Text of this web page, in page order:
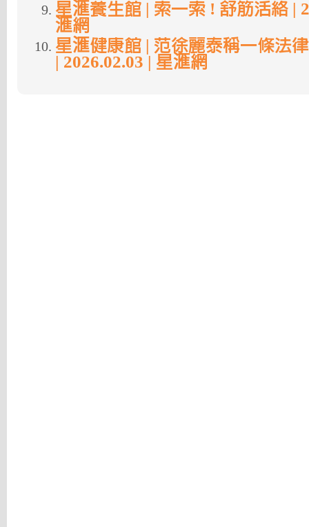
星滙養生館 | 索一索 ! 舒筋活絡 |
滙網
星滙健康館 | 范徐麗泰稱一條法
| 2026.02.03 | 星滙網